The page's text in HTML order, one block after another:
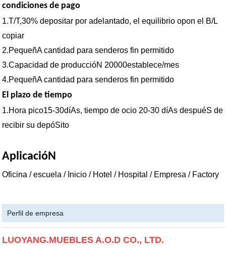
condiciones de pago
1.T/T,30% depositar por adelantado, el equilibrio opon el B/L
copiar
2.PequeñA cantidad para senderos fin permitido
3.Capacidad de produccióN 20000establece/mes
4.PequeñA cantidad para senderos fin permitido
El plazo de tiempo
1.Hora pico15-30díAs, tiempo de ocio 20-30 díAs despuéS de
recibir su depóSito
AplicacióN
Oficina / escuela / Inicio / Hotel / Hospital / Empresa / Factory
Perfil de empresa
LUOYANG.MUEBLES A.O.D CO., LTD.